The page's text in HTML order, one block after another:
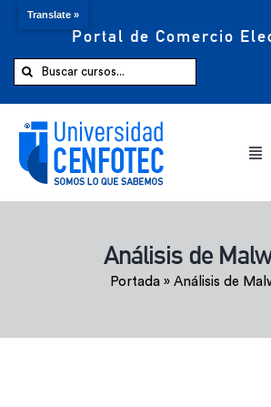
Portal de Comercio
Buscar:
Comprar ahora
Análisis de
Portada » Análisis de
Translate »